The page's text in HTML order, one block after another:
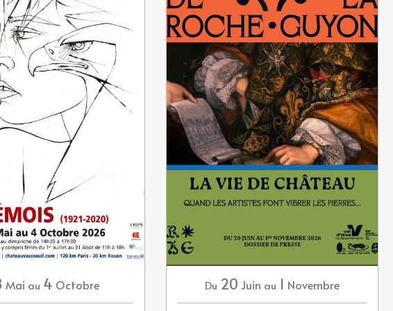
Mai au 4 Octobre Du 20 Juin au 1 Novembre